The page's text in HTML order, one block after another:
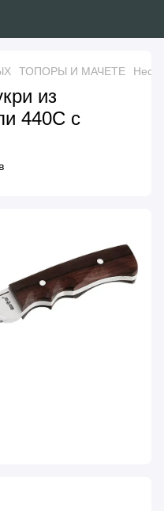
ТОПОРЫ И МАЧЕТЕ
из
440C с